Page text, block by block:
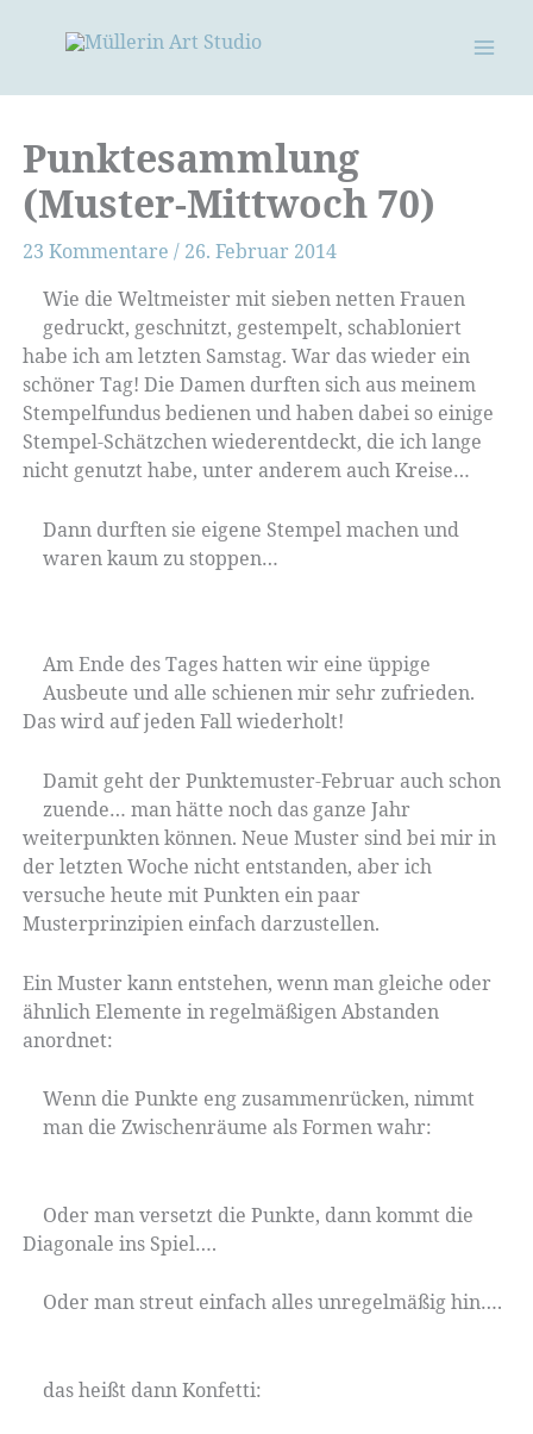
Punktesammlung
(Muster-Mittwoch 70)
23 Kommentare / 26. Februar 2014
Wie die Weltmeister mit sieben netten Frauen
gedruckt, geschnitzt, gestempelt, schabloniert
habe ich am letzten Samstag. War das wieder ein
schöner Tag! Die Damen durften sich aus meinem
Stempelfundus bedienen und haben dabei so einige
Stempel-Schätzchen wiederentdeckt, die ich lange
nicht genutzt habe, unter anderem auch Kreise…
Dann durften sie eigene Stempel machen und
waren kaum zu stoppen…
Am Ende des Tages hatten wir eine üppige
Ausbeute und alle schienen mir sehr zufrieden.
Das wird auf jeden Fall wiederholt!
Damit geht der Punktemuster-Februar auch schon
zuende… man hätte noch das ganze Jahr
weiterpunkten können. Neue Muster sind bei mir in
der letzten Woche nicht entstanden, aber ich
versuche heute mit Punkten ein paar
Musterprinzipien einfach darzustellen.
Ein Muster kann entstehen, wenn man gleiche oder
ähnlich Elemente in regelmäßigen Abstanden
anordnet:
Wenn die Punkte eng zusammenrücken, nimmt
man die Zwischenräume als Formen wahr:
Oder man versetzt die Punkte, dann kommt die
Diagonale ins Spiel….
Oder man streut einfach alles unregelmäßig hin….
das heißt dann Konfetti: